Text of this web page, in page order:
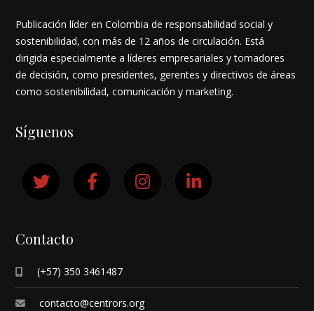
Publicación líder en Colombia de responsabilidad social y
sostenibilidad, con más de 12 años de circulación. Está
dirigida especialmente a líderes empresariales y tomadores
de decisión, como presidentes, gerentes y directivos de áreas
como sostenibilidad, comunicación y marketing.
Síguenos
Contacto
(+57) 350 3461487
contacto@centrors.org